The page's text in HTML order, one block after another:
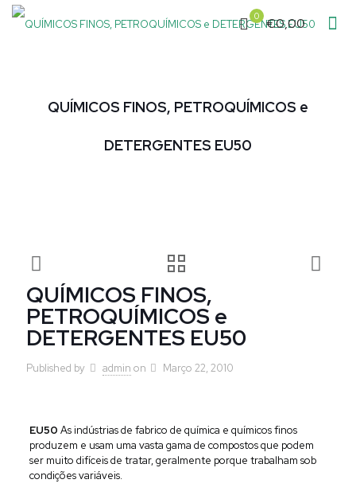
0 €0,00
QUÍMICOS FINOS, PETROQUÍMICOS e
DETERGENTES EU50
QUÍMICOS FINOS,
PETROQUÍMICOS e
DETERGENTES EU50
Published by admin on Março 22, 2010
EU50 As indústrias de fabrico de química e químicos finos
produzem e usam uma vasta gama de compostos que podem
ser muito difíceis de tratar, geralmente porque trabalham sob
condições variáveis.